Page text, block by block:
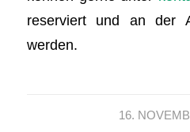
reserviert und an der
werden.
16.